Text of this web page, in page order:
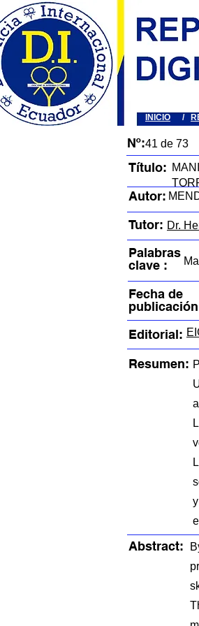
/
INICIO
Nº:41 de 73
Título:
Autor:
Tutor: Dr.
Palabras
clave :
Fecha de
Editorial:
Resumen:
Abstract: